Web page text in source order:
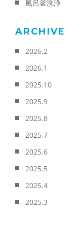
風呂釜洗浄
ARCHIVE
2026.2
2026.1
2025.10
2025.9
2025.8
2025.7
2025.6
2025.5
2025.4
2025.3